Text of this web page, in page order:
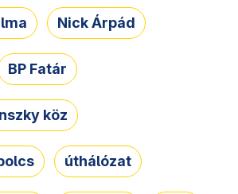
Nick Árpád
BP Fatár
köz
úthálózat